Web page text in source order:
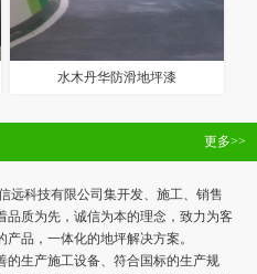
水木丹华防滑地坪漆
更多>>
远科技有限公司集开发、施工、销售
品质为先，诚信为本的理念，致力为客
产品，一体化的地坪解决方案。
的生产施工设备、符合国标的生产规